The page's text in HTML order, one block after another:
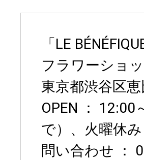
「LE
フラワーショ
東京都渋谷区
OPEN ：
で）、火曜休み
問い合わせ ：